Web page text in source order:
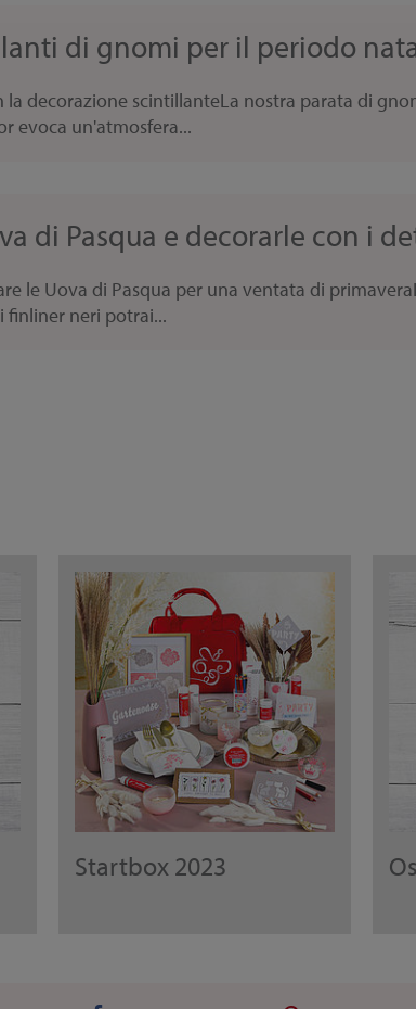
di gnomi per il periodo
decorazione scintillanteLa nostra parata di
evoca un'atmosfera...
di Pasqua e decorarle con i
le Uova di Pasqua per una ventata di
finliner neri potrai...
Startbox 2023